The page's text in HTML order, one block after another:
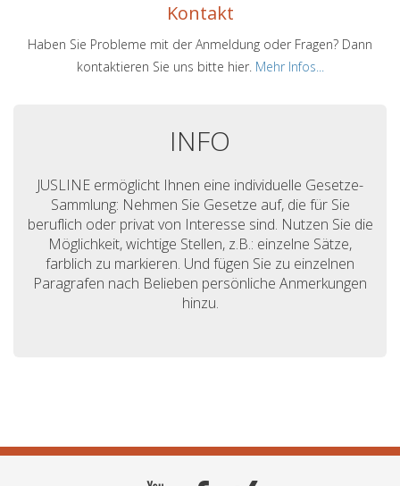
Kontakt
Haben Sie Probleme mit der Anmeldung oder Fragen? Dann
kontaktieren Sie uns bitte hier. Mehr Infos...
INFO
JUSLINE ermöglicht Ihnen eine individuelle Gesetze-
Sammlung: Nehmen Sie Gesetze auf, die für Sie
beruflich oder privat von Interesse sind. Nutzen Sie die
Möglichkeit, wichtige Stellen, z.B.: einzelne Sätze,
farblich zu markieren. Und fügen Sie zu einzelnen
Paragrafen nach Belieben persönliche Anmerkungen
hinzu.